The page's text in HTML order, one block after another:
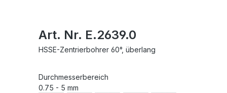
Art. Nr. E.2639.0
HSSE-Zentrierbohrer 60°, überlang
Durchmesserbereich
0.75 - 5 mm